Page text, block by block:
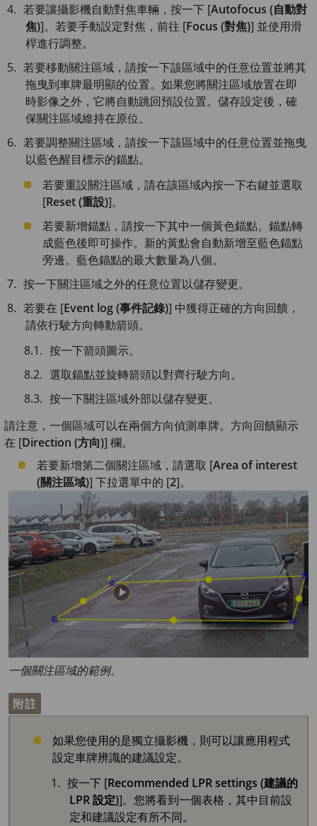
若要讓攝影機自動對焦車輛，按一下 [Autofocus (自動對
焦)]。若要手動設定對焦，前往 [Focus (對焦)] 並使用滑
桿進行調整。
若要移動關注區域，請按一下該區域中的任意位置並將其
拖曳到車牌最明顯的位置。如果您將關注區域放置在即
時影像之外，它將自動跳回預設位置。儲存設定後，確
保關注區域維持在原位。
若要調整關注區域，請按一下該區域中的任意位置並拖曳
以藍色醒目標示的錨點。
若要重設關注區域，請在該區域內按一下右鍵並選取
[Reset (重設)]。
若要新增錨點，請按一下其中一個黃色錨點。錨點轉
成藍色後即可操作。新的黃點會自動新增至藍色錨點
旁邊。藍色錨點的最大數量為八個。
按一下關注區域之外的任意位置以儲存變更。
若要在 [Event log (事件記錄)] 中獲得正確的方向回饋，
請依行駛方向轉動箭頭。
按一下箭頭圖示。
選取錨點並旋轉箭頭以對齊行駛方向。
按一下關注區域外部以儲存變更。
請注意，一個區域可以在兩個方向偵測車牌。方向回饋顯示
在 [Direction (方向)] 欄。
若要新增第二個關注區域，請選取 [Area of interest
(關注區域)] 下拉選單中的 [2]。
一個關注區域的範例。
附註
如果您使用的是獨立攝影機，則可以讓應用程式
設定車牌辨識的建議設定。
按一下 [Recommended LPR settings (建議的
LPR 設定)]。您將看到一個表格，其中目前設
定和建議設定有所不同。